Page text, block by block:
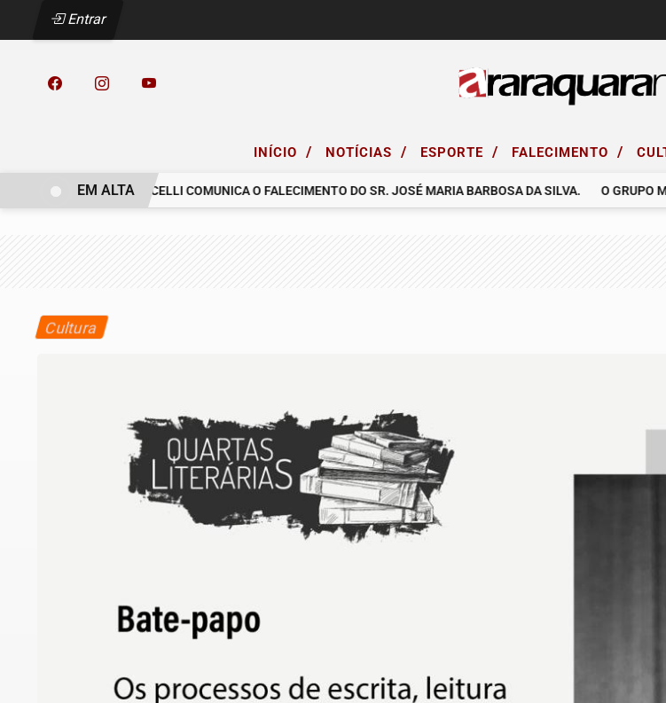
Entrar
INÍCIO / NOTÍCIAS / ESPORTE / FALECIMENTO /
O GRUPO MICELLI COMUNICA O FALECIMENTO DO SR. JOSÉ MARIA BARBOSA DA SILVA. O GRUPO
EM ALTA
Cultura